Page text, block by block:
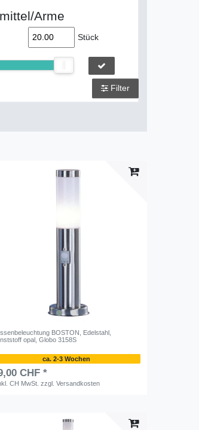
Arme
Stück
Filter
BOSTON, Edelstahl,
opal, Globo 3158S
ca. 2-3 Wochen
CHF *
CH MwSt. zzgl.Versandkosten